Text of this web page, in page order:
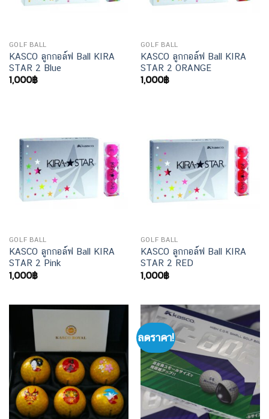
GOLF BALL
KASCO ลูกกอล์ฟ Ball KIRA
STAR 2 Blue
1,000฿
GOLF BALL
KASCO ลูกกอล์ฟ Ball KIRA
STAR 2 ORANGE
1,000฿
GOLF BALL
KASCO ลูกกอล์ฟ Ball KIRA
STAR 2 Pink
1,000฿
GOLF BALL
KASCO ลูกกอล์ฟ Ball KIRA
STAR 2 RED
1,000฿
ลดราคา!